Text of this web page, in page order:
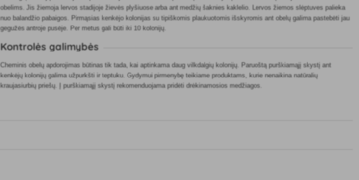
obelims. Jis žiemoja lervos stadijoje žievės plyšiuose arba ant medžių šaknies kaklelio. Lervos žiemos slėptuves palieka
nuo balandžio pabaigos. Pirmąsias kenkėjo kolonijas su tipiškomis plaukuotomis išskyromis ant obelų galima pastebėti jau
gegužės antroje pusėje. Per metus gali būti iki 10 kolonijų.
Kontrolės galimybės
Cheminis obelų apdorojimas būtinas tik tada, kai aptinkama daug vilkdalgių kolonijų. Paruoštą purškiamąjį skystį ant
kenkėjų kolonijų galima užpurkšti ir teptuku. Gydymui pirmenybę teikiame produktams, kurie nenaikina natūralių
kraujasiurbių priešų. Į purškiamąjį skystį rekomenduojama pridėti drėkinamosios medžiagos.